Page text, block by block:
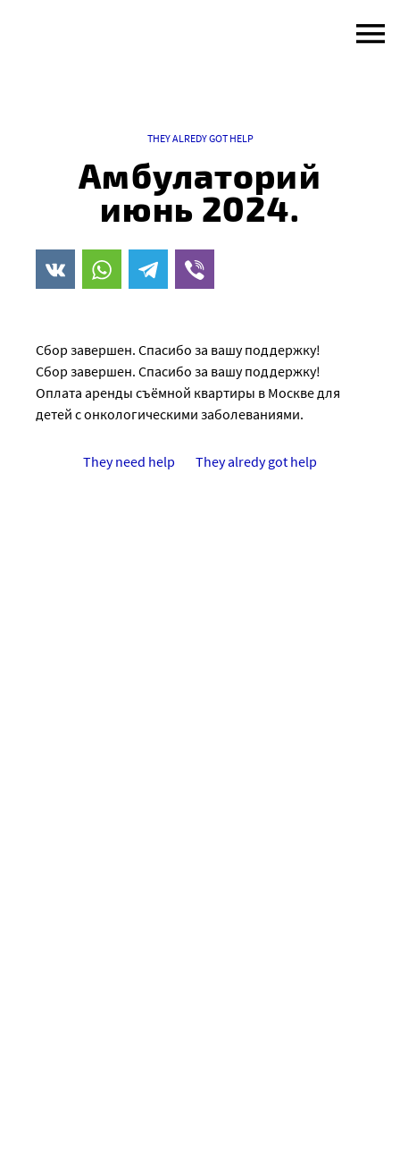
THEY ALREDY GOT HELP
Амбулаторий
июнь 2024.
Сбор завершен. Спасибо за вашу поддержку!
Сбор завершен. Спасибо за вашу поддержку!
Оплата аренды съёмной квартиры в Москве для
детей с онкологическими заболеваниями.
They need help They alredy got help